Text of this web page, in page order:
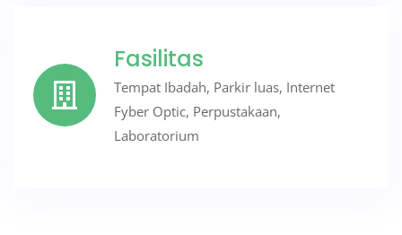
Fasilitas
Tempat Ibadah, Parkir luas, Internet
Fyber Optic, Perpustakaan,
Laboratorium